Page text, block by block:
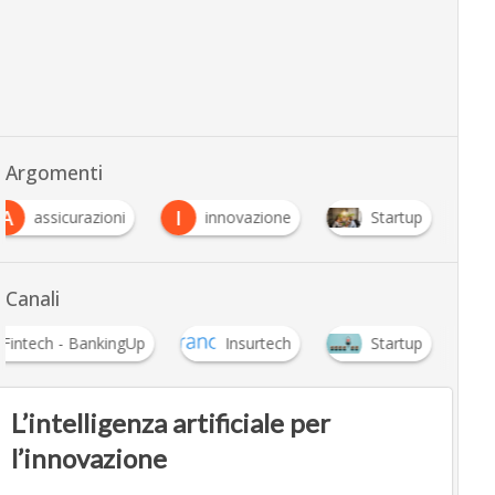
Argomenti
A
assicurazioni I innovazione Startup
Canali
Fintech - BankingUp Insurtech Startup
L’intelligenza artificiale per
l’innovazione